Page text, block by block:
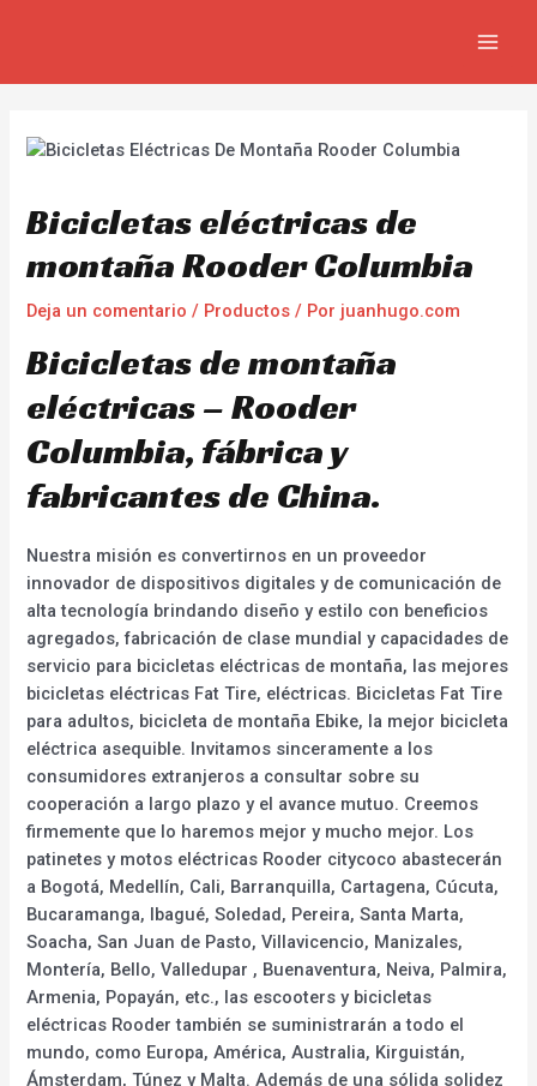
Bicicletas eléctricas de
montaña Rooder Columbia
Deja un comentario / Productos / Por juanhugo.com
Bicicletas de montaña
eléctricas – Rooder
Columbia, fábrica y
fabricantes de China.
Nuestra misión es convertirnos en un proveedor
innovador de dispositivos digitales y de comunicación de
alta tecnología brindando diseño y estilo con beneficios
agregados, fabricación de clase mundial y capacidades de
servicio para bicicletas eléctricas de montaña, las mejores
bicicletas eléctricas Fat Tire, eléctricas. Bicicletas Fat Tire
para adultos, bicicleta de montaña Ebike, la mejor bicicleta
eléctrica asequible. Invitamos sinceramente a los
consumidores extranjeros a consultar sobre su
cooperación a largo plazo y el avance mutuo. Creemos
firmemente que lo haremos mejor y mucho mejor. Los
patinetes y motos eléctricas Rooder citycoco abastecerán
a Bogotá, Medellín, Cali, Barranquilla, Cartagena, Cúcuta,
Bucaramanga, Ibagué, Soledad, Pereira, Santa Marta,
Soacha, San Juan de Pasto, Villavicencio, Manizales,
Montería, Bello, Valledupar , Buenaventura, Neiva, Palmira,
Armenia, Popayán, etc., las escooters y bicicletas
eléctricas Rooder también se suministrarán a todo el
mundo, como Europa, América, Australia, Kirguistán,
Ámsterdam, Túnez y Malta. Además de una sólida solidez